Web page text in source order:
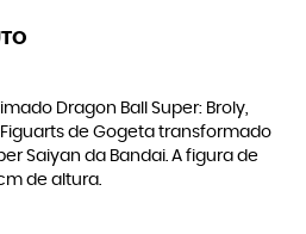
Dragon Ball Super: Broly,
Figuarts de Gogeta transformado
Saiyan da Bandai. A figura de
de altura.